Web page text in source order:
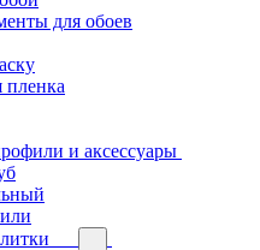
для обоев
пленка
и аксессуары